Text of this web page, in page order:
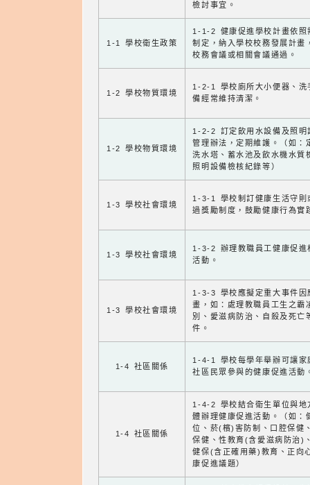
檢討事宜。
1-1 學校衛生政策
1-1-2 健康促進學校計畫依照
制定，納入學校校務發展計畫
校務會議或相關會議通過。
1-2 學校物質環境
1-2-1 學校廁所大小便器、洗
備經常維持清潔。
1-2 學校物質環境
1-2-2 訂定飲用水設備及照明
管理辦法，定期維護。（如：
洗水塔、蓄水池及飲水機水質
照明設備檢核紀錄等）
1-3 學校社會環境
1-3-1 學校制訂健康生活守則
過獎勵制度，鼓勵健康行為實
1-3 學校社會環境
1-3-2 辦理教職員工健康促進
活動。
1-3 學校社會環境
1-3-3 學校應擬定重大事件因
畫，如：處理教職員工生之霸
別、愛滋病防治、自殺及死亡
件。
1-4 社區關係
1-4-1 學校每學年舉辦可讓家
社區民眾參與的健康促進活動
1-4 社區關係
1-4-2 學校結合衛生單位與地
體辦理健康促進活動。（如：
位、菸(檳)害防制、口腔保健
保健、性教育(含愛滋病防治)
健保(含正確用藥)教育、正向
康促進議題）